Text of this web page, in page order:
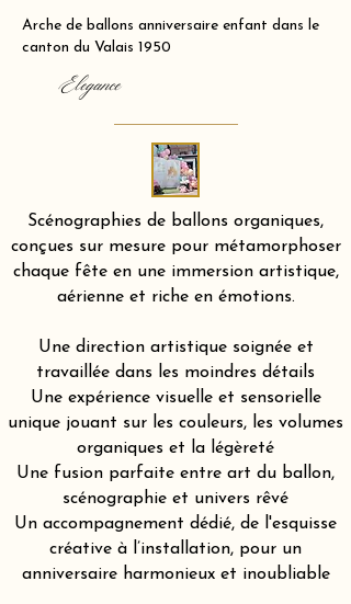
Arche de ballons anniversaire enfant dans le
canton du Valais 1950
Elegance
Scénographies de ballons organiques,
conçues sur mesure pour métamorphoser
chaque fête en une immersion artistique,
aérienne et riche en émotions.
Une direction artistique soignée et
travaillée dans les moindres détails
Une expérience visuelle et sensorielle
unique jouant sur les couleurs, les volumes
organiques et la légèreté
Une fusion parfaite entre art du ballon,
scénographie et univers rêvé
Un accompagnement dédié, de l'esquisse
créative à l’installation, pour un
anniversaire harmonieux et inoubliable